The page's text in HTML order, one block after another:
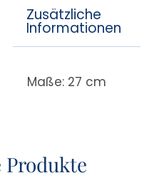
Zusätzliche
Informationen
Maße: 27 cm